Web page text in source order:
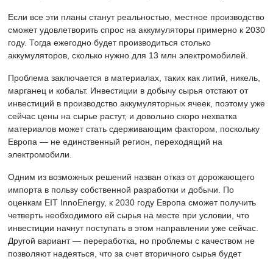
Если все эти планы станут реальностью, местное производство
сможет удовлетворить спрос на аккумуляторы примерно к 2030
году. Тогда ежегодно будет производиться столько
аккумуляторов, сколько нужно для 13 млн электромобилей.
Проблема заключается в материалах, таких как литий, никель,
марганец и кобальт. Инвестиции в добычу сырья отстают от
инвестиций в производство аккумуляторных ячеек, поэтому уже
сейчас цены на сырье растут, и довольно скоро нехватка
материалов может стать сдерживающим фактором, поскольку
Европа — не единственный регион, переходящий на
электромобили.
Одним из возможных решений назван отказ от дорожающего
импорта в пользу собственной разработки и добычи. По
оценкам EIT InnoEnergy, к 2030 году Европа сможет получить
четверть необходимого ей сырья на месте при условии, что
инвестиции начнут поступать в этом направлении уже сейчас.
Другой вариант — переработка, но проблемы с качеством не
позволяют надеяться, что за счет вторичного сырья будет